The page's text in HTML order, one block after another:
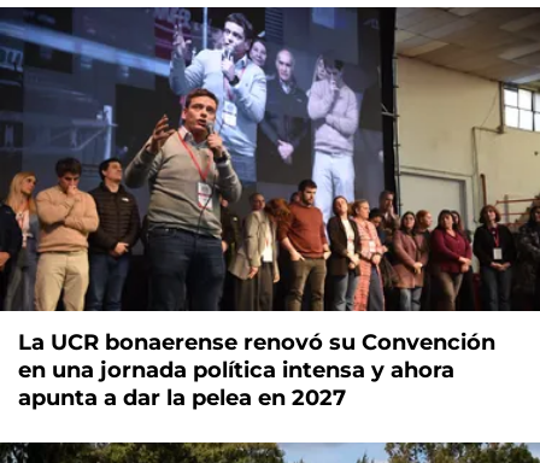
La UCR bonaerense renovó su Convención
en una jornada política intensa y ahora
apunta a dar la pelea en 2027